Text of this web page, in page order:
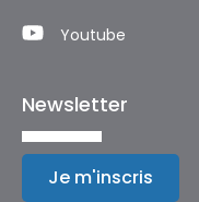
Youtube
Newsletter
Je m'inscris